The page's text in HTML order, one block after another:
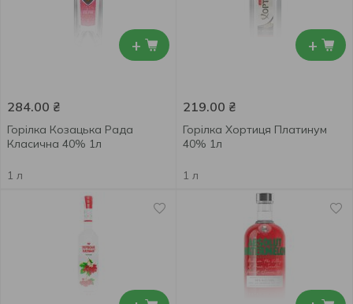
+
284.00 ₴
Горілка Козацька Рада
Класична 40% 1л
1 л
+
219.00 ₴
Горілка Хортиця Платинум
40% 1л
1 л